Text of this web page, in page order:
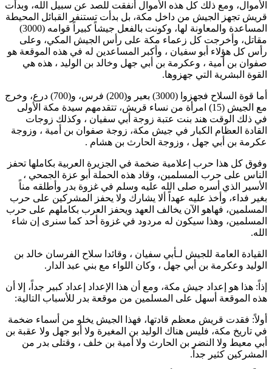
الأموال، ومع ذلك كل هذه الأموال أنفقت للصد عن سبيل الله، وبدأت
قريش تجهز الجيش من داخل مكة، بل بدأت تستنفر القبائل المحيطة
المساعدة والمعاونة لها، وكونت بالفعل جيشاً كبيراً قوامه (3000)
مقاتل، وأخرجت كل زعماء مكة على رأس الجيش المكي، وعلى
رأس كل هؤلاء أبو سفيان ، وأكبر المساعدين له في هذه الموقعة هو
صفوان بن أمية ، وعكرمة بن أبي جهل وخالد بن الوليد ، هذه هي
القوة البشرية التي جهزوها.
أما قوة السلاح فجهزوا (3000) بعير و(200) فرس، و(700) درع، وخرج
مع الجيش (15) امرأة من نساء قريش، تتقدمهم سيدة مكة الأولى
في ذلك الوقت هند بنت عتبة زوجة أبي سفيان ، وكذلك زوجات
القادة العظام الكبار في جيش مكة، زوجة صفوان بن أمية ، وزوجة
عكرمة بن أبي جهل ، وزوجة الحارث بن هشام .
وفوق كل هذا حرب إعلامية ضخمة في الجزيرة العربية بكاملها تحفز
الناس على حرب المسلمين، وقاد هذه الحملة أبو عزة الجمحي ،
الأسير الذي أسره صلى الله عليه وسلم في غزوة بدر وأطلقه مناً
بغير فداء، وأخذ عليه عهداً ألا يشارك ولا يحفز المشركين على حرب
المسلمين، فهاهو الآن يخالف العهد ويحفز العرب بكاملهم على حرب
المسلمين، وهذا سيكون له مردود في غزوة أحد كما سنرى إن شاء
الله.
القيادة العامة للجيش لـأبي سفيان ، وقائدا سلاح الفرسان خالد بن
الوليد وعكرمة بن أبي جهل ، وكان اللواء مع بني عبد الدار.
إذاً: هذا هو إعداد جيش مكة، ومع أن هذا الإعداد إعداد كبير جداً، إلا أن
هذه الموقعة أسهل على المسلمين من موقعة بدر للأسباب التالية:
أولاً: فقدت قريش معظم قادتها، فهذا الجيش يخلو من أسماء ضخمة
في تاريخ مكة، فليس هناك الوليد بن المغيرة ولا أبو جهل ولا عقبة بن
أبي معيط ولا النضر بن الحارث ولا أمية بن خلف ، وقتلى بدر من
المشركين كثير جداً.